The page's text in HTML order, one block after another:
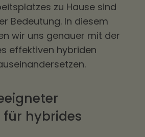
zu Hause sind
Bedeutung. In diesem
wir uns genauer mit der
effektiven hybriden
hybrides